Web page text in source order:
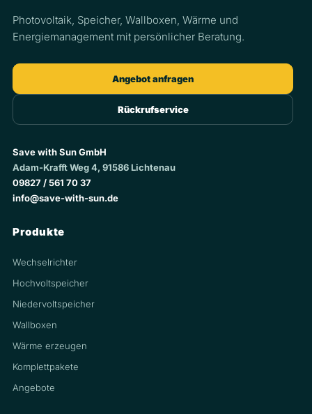
Photovoltaik, Speicher, Wallboxen, Wärme und
Energiemanagement mit persönlicher Beratung.
Angebot anfragen
Rückrufservice
Save with Sun GmbH
Adam-Krafft Weg 4, 91586 Lichtenau
09827 / 561 70 37
info@save-with-sun.de
Produkte
Wechselrichter
Hochvoltspeicher
Niedervoltspeicher
Wallboxen
Wärme erzeugen
Komplettpakete
Angebote